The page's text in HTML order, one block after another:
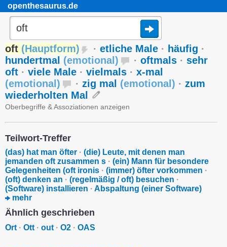
openthesaurus.de
oft (Hauptform) · etliche Male · häufig ·
hundertmal (emotional ) · oftmals · sehr
oft · viele Male · vielmals · x-mal
(emotional ) · zig mal (emotional ) · zum
wiederholten Mal
Oberbegriffe & Assoziationen anzeigen
Teilwort-Treffer
(das) hat man öfter · (die) Leute, mit denen man
jemanden oft zusammen s · (ein) Mann für besondere
Gelegenheiten (oft ironis · (immer) öfter vorkommen ·
(oft) denken an · (regelmäßig / oft) besuchen ·
(Software) installieren · Abspaltung (einer Software)
mehr
Ähnlich geschrieben
Ort · Ott · out · O2 · OAS